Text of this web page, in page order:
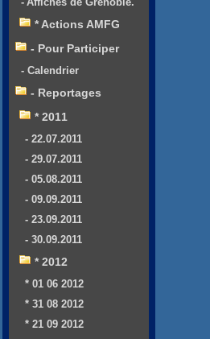
* Actions AMFG
- Pour Participer
- Calendrier
- Reportages
* 2011
- 22.07.2011
- 29.07.2011
- 05.08.2011
- 09.09.2011
- 23.09.2011
- 30.09.2011
* 2012
* 01 06 2012
* 31 08 2012
* 21 09 2012